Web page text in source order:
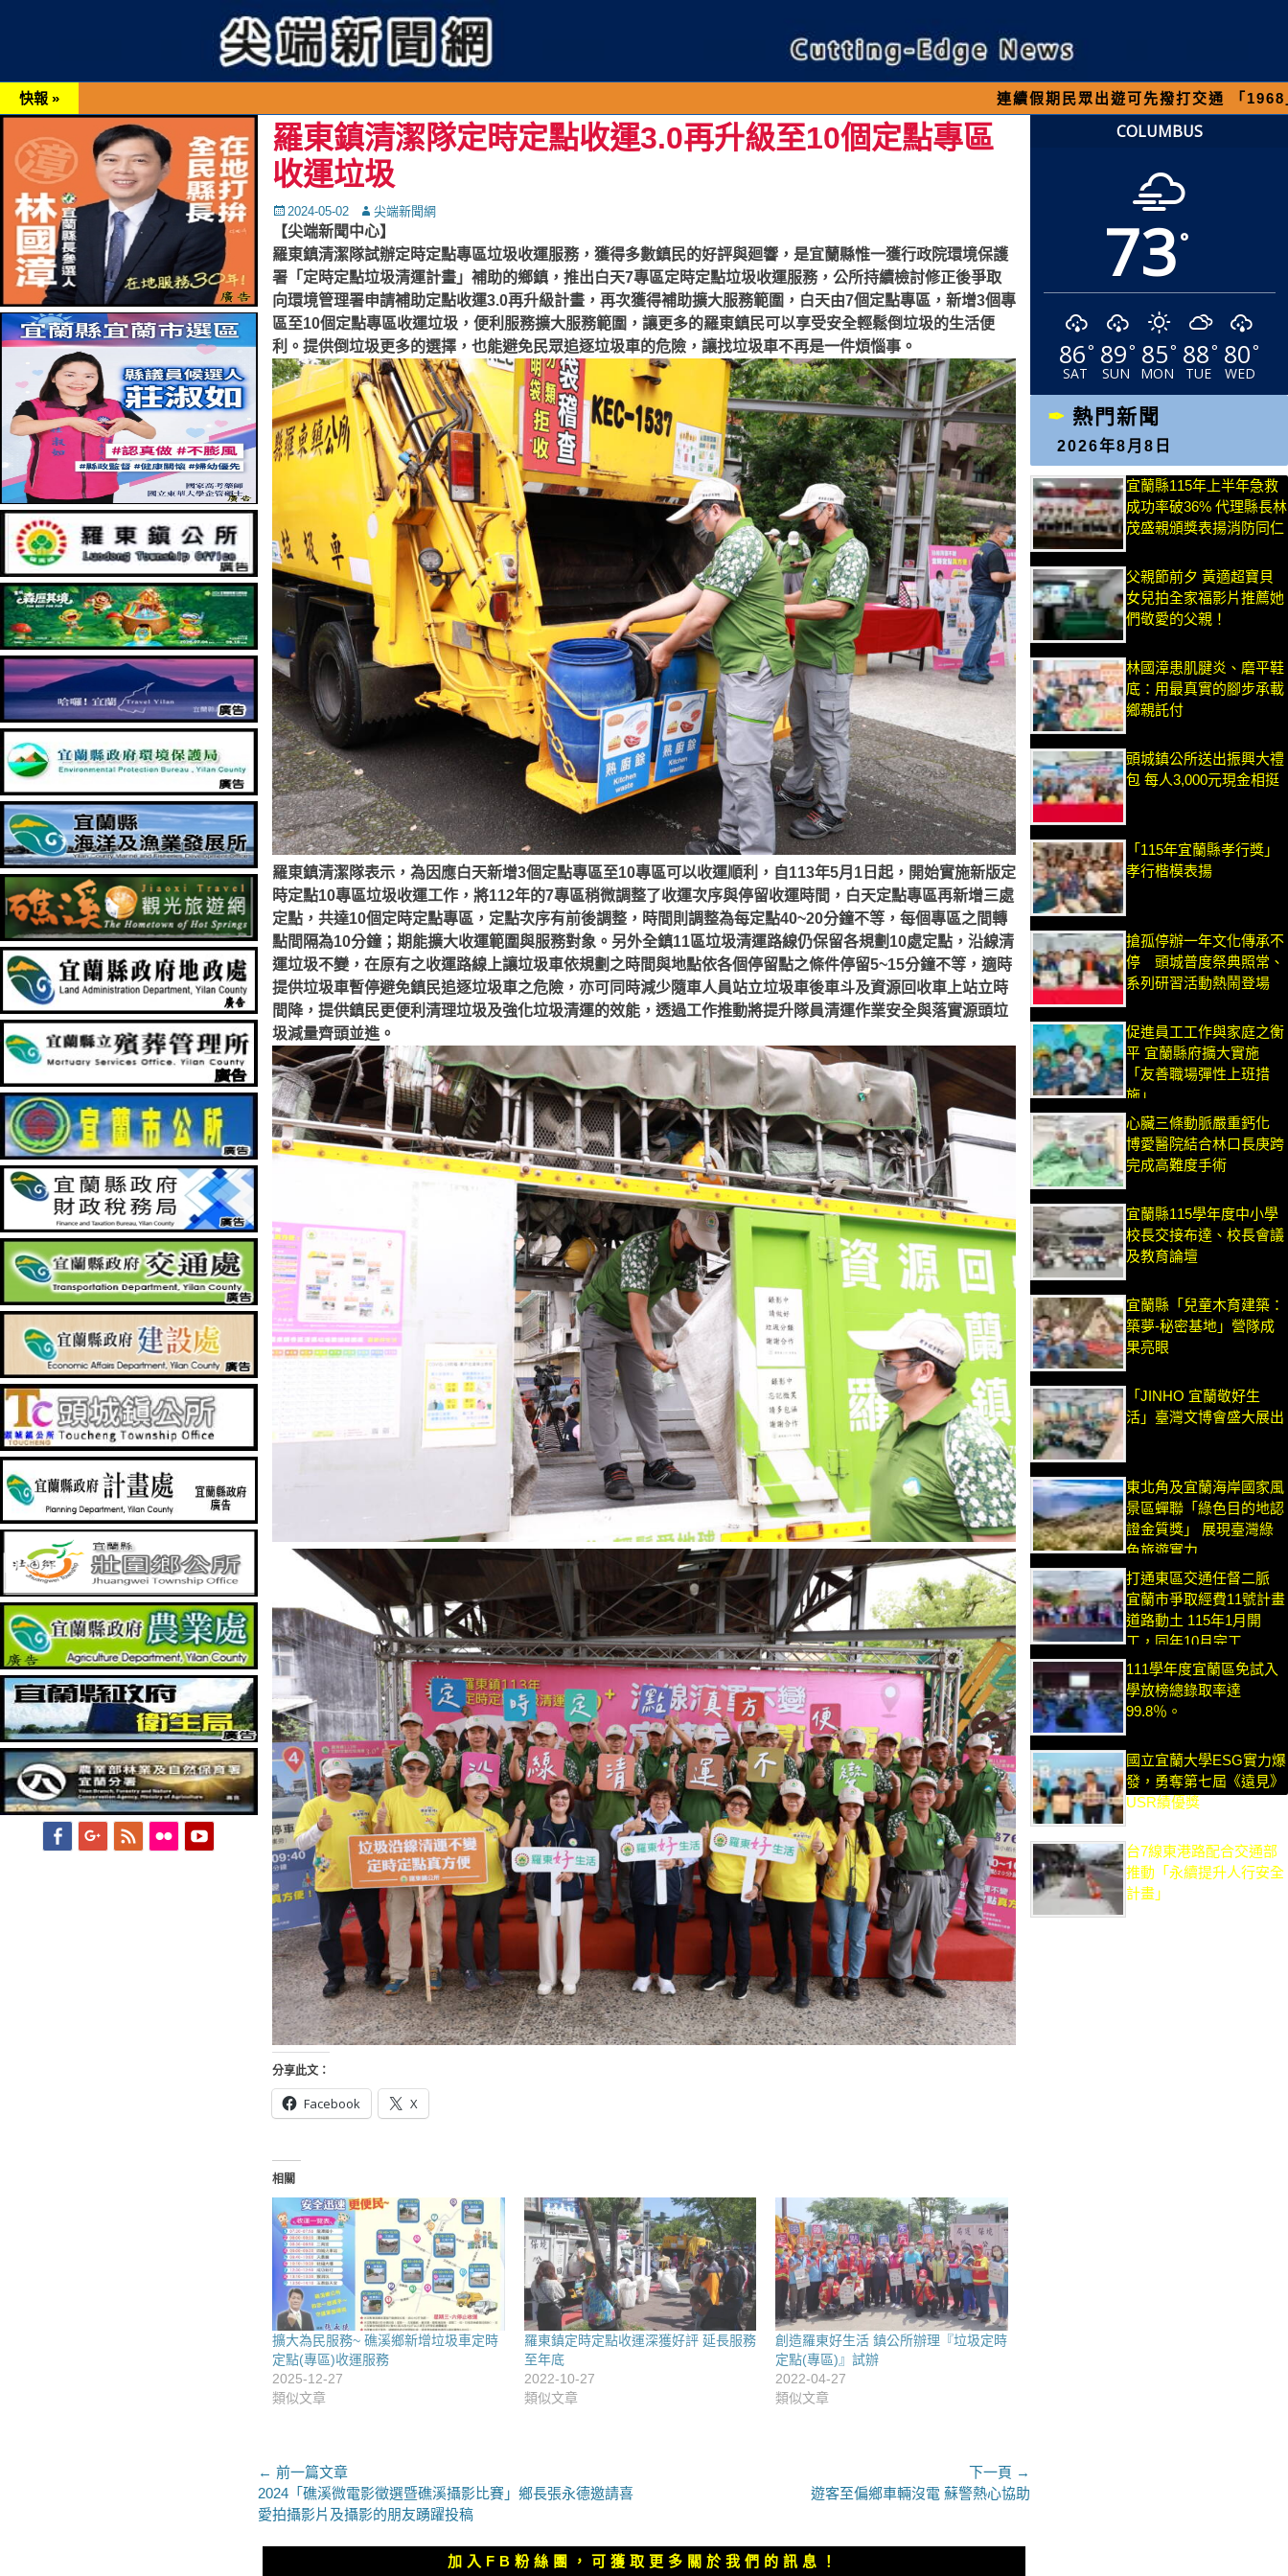
快報 » 連續假期民眾出遊可先撥打交通 「1968」客服專線，
羅東鎮清潔隊定時定點收運3.0再升級至10個定點專區
收運垃圾
Posted
on
2024-05-02 Autor尖端新聞網
【尖端新聞中心】
羅東鎮清潔隊試辦定時定點專區垃圾收運服務，獲得多數鎮民的好評與廻響，是宜蘭縣惟一獲行政院環境保護
署「定時定點垃圾清運計畫」補助的鄉鎮，推出白天7專區定時定點垃圾收運服務，公所持續檢討修正後爭取
向環境管理署申請補助定點收運3.0再升級計畫，再次獲得補助擴大服務範圍，白天由7個定點專區，新增3個專
區至10個定點專區收運垃圾，便利服務擴大服務範圍，讓更多的羅東鎮民可以享受安全輕鬆倒垃圾的生活便
利。提供倒垃圾更多的選擇，也能避免民眾追逐垃圾車的危險，讓找垃圾車不再是一件煩惱事。
羅東鎮清潔隊表示，為因應白天新增3個定點專區至10專區可以收運順利，自113年5月1日起，開始實施新版定
時定點10專區垃圾收運工作，將112年的7專區稍微調整了收運次序與停留收運時間，白天定點專區再新增三處
定點，共達10個定時定點專區，定點次序有前後調整，時間則調整為每定點40~20分鐘不等，每個專區之間轉
點間隔為10分鐘；期能擴大收運範圍與服務對象。另外全鎮11區垃圾清運路線仍保留各規劃10處定點，沿線清
運垃圾不變，在原有之收運路線上讓垃圾車依規劃之時間與地點依各個停留點之條件停留5~15分鐘不等，適時
提供垃圾車暫停避免鎮民追逐垃圾車之危險，亦可同時減少隨車人員站立垃圾車後車斗及資源回收車上站立時
間降，提供鎮民更便利清理垃圾及強化垃圾清運的效能，透過工作推動將提升隊員清運作業安全與落實源頭垃
圾減量齊頭並進。
分享此文：
Facebook X
相關
擴大為民服務~ 礁溪鄉新增垃圾車定時
定點(專區)收運服務
2025-12-27
類似文章
羅東鎮定時定點收運深獲好評 延長服務
至年底
2022-10-27
類似文章
創造羅東好生活 鎮公所辦理『垃圾定時
定點(專區)』試辦
2022-04-27
類似文章
文
章
導
← 前一篇文章
上
一
2024「礁溪微電影徵選暨礁溪攝影比賽」鄉長張永德邀請喜
愛拍攝影片及攝影的朋友踴躍投稿
下一頁 →
文
遊客至偏鄉車輛沒電 蘇警熱心協助
加入FB粉絲團，可獲取更多關於我們的訊息！
COLUMBUS
73°
86°
SAT
89°
SUN
85°
MON
88°
TUE
80°
WED
熱門新聞
2026年8月8日
宜蘭縣115年上半年急救
成功率破36% 代理縣長林
茂盛親頒獎表揚消防同仁
父親節前夕 黃適超寶貝
女兒拍全家福影片推薦她
們敬愛的父親！
林國漳患肌腱炎、磨平鞋
底：用最真實的腳步承載
鄉親託付
頭城鎮公所送出振興大禮
包 每人3,000元現金相挺
「115年宜蘭縣孝行獎」
孝行楷模表揚
搶孤停辦一年文化傳承不
停 頭城普度祭典照常、
系列研習活動熱鬧登場
促進員工工作與家庭之衡
平 宜蘭縣府擴大實施
「友善職場彈性上班措
施」
心臟三條動脈嚴重鈣化
博愛醫院結合林口長庚跨
完成高難度手術
宜蘭縣115學年度中小學
校長交接布達、校長會議
及教育論壇
宜蘭縣「兒童木育建築：
築夢-秘密基地」營隊成
果亮眼
「JINHO 宜蘭敬好生
活」臺灣文博會盛大展出
東北角及宜蘭海岸國家風
景區蟬聯「綠色目的地認
證金質獎」 展現臺灣綠
色旅遊實力
打通東區交通任督二脈
宜蘭市爭取經費11號計畫
道路動土 115年1月開
工，同年10月完工
111學年度宜蘭區免試入
學放榜總錄取率達
99.8％。
國立宜蘭大學ESG實力爆
發，勇奪第七屆《遠見》
USR績優獎
台7線東港路配合交通部
推動「永續提升人行安全
計畫」
FacebookGoogleplus
Feed Flickr YouTube